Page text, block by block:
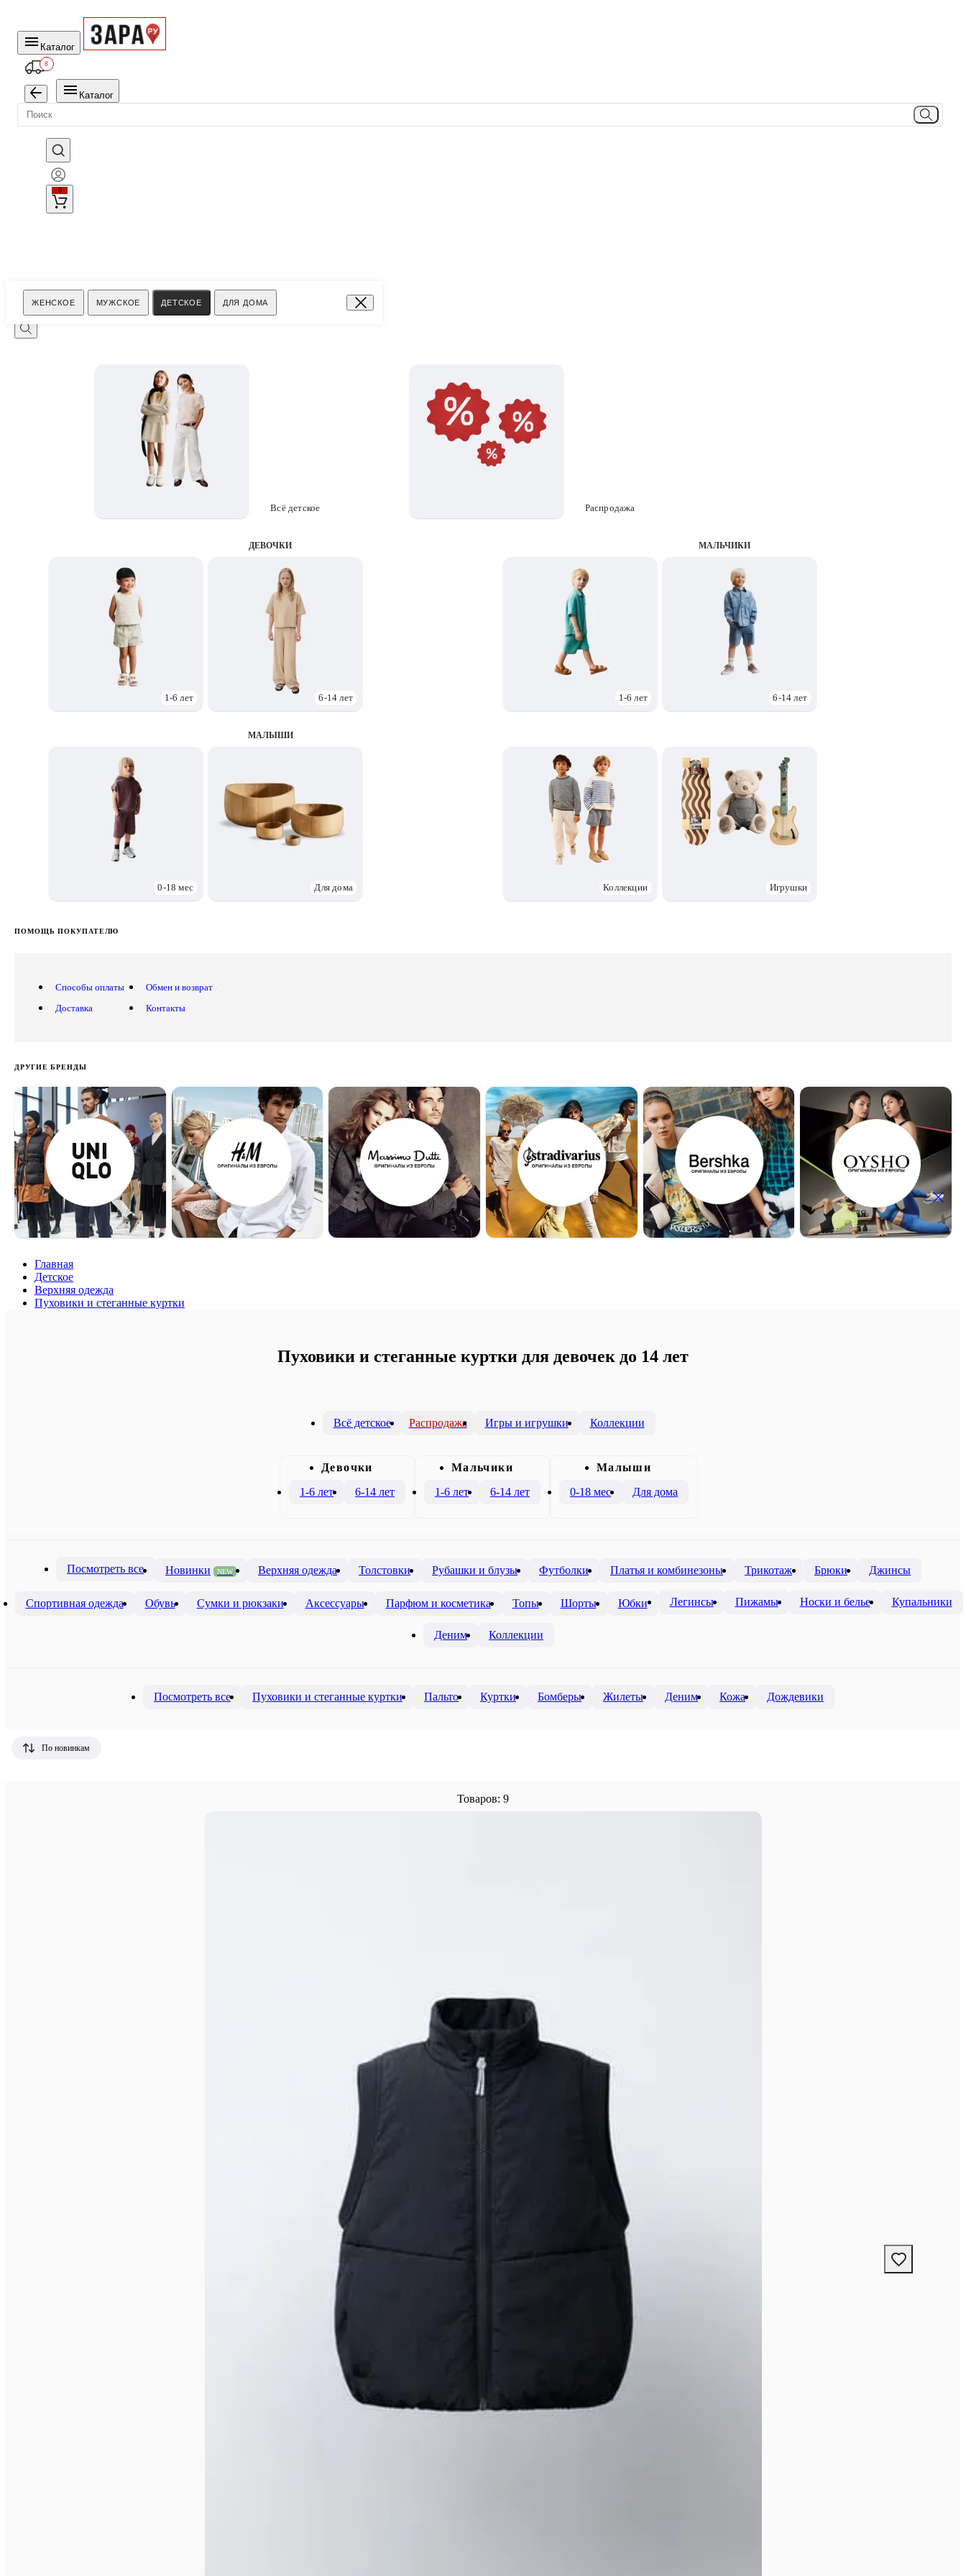
Каталог
8
Каталог
0
ЖЕНСКОЕ МУЖСКОЕ ДЕТСКОЕ ДЛЯ ДОМА
Поиск
Всё детское Распродажа
ДЕВОЧКИ
1-6 лет 6-14 лет
MАЛЬЧИКИ
1-6 лет 6-14 лет
МАЛЫШИ
0-18 мес Для дома Коллекции Игрушки
ПОМОЩЬ ПОКУПАТЕЛЮ
Способы оплаты
Доставка
Обмен и возврат
Контакты
ДРУГИЕ БРЕНДЫ
Главная
Детское
Верхняя одежда
Пуховики и стеганные куртки
Пуховики и стеганные куртки для девочек до 14 лет
Всё детское Распродажа Игры и игрушки Коллекции
Девочки
1-6 лет
6-14 лет
Mальчики
1-6 лет
6-14 лет
Малыши
0-18 мес
Для дома
Посмотреть все Новинки NEW Верхняя одежда Толстовки Рубашки и блузы Футболки Платья и комбинезоны Трикотаж Брюки Джинсы
Спортивная одежда Обувь Сумки и рюкзаки Аксессуары Парфюм и косметика Топы Шорты Юбки Легинсы Пижамы Носки и белье Купальники
Деним Коллекции
Посмотреть все Пуховики и стеганные куртки Пальто Куртки Бомберы Жилеты Деним Кожа Дождевики
По новинкам
Товаров: 9